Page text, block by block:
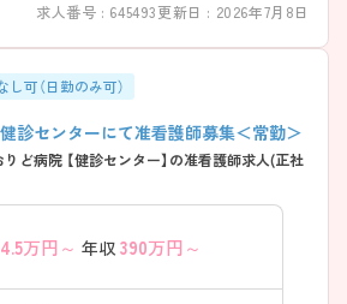
求人番号 : 645493更新日 : 2026年7月8日
し可（日勤のみ可）
診センターにて准看護師募集＜常勤＞
ど病院 【健診センター】の准看護師求人(正社
万円～ 年収 390万円～